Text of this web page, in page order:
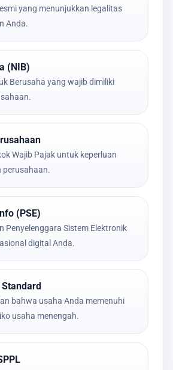
yang menunjukkan legalitas
Anda.
(NIB)
Berusaha yang wajib dimiliki
Wajib Pajak untuk keperluan
perusahaan.
(PSE)
Penyelenggara Sistem Elektronik
digital Anda.
bahwa usaha Anda memenuhi
usaha menengah.